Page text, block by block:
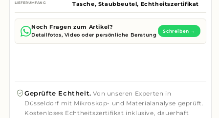
LIEFERUMFANG Tasche, Staubbeutel, Echtheitszertifikat
Noch Fragen zum Artikel?
Detailfotos, Video oder persönliche Beratung
Schreiben →
Geprüfte Echtheit. Von unseren Experten in
Düsseldorf mit Mikroskop- und Materialanalyse geprüft.
Kostenloses Echtheitszertifikat inklusive, dauerhaft